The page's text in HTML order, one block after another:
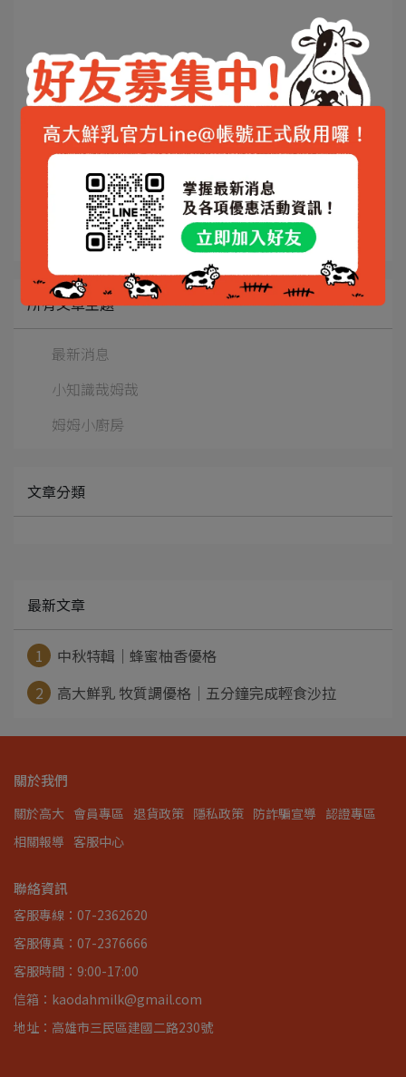
所有文章主題
最新消息
小知識哉姆哉
姆姆小廚房
文章分類
最新文章
1
中秋特輯｜蜂蜜柚香優格
2
高大鮮乳 牧質調優格｜五分鐘完成輕食沙拉
關於我們
關於高大 會員專區 退貨政策 隱私政策 防詐騙宣導 認證專區
相關報導 客服中心
聯絡資訊
客服專線：07-2362620
客服傳真：07-2376666
客服時間：9:00-17:00
信箱：kaodahmilk@gmail.com
地址：高雄市三民區建國二路230號